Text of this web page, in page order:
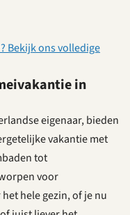
Bekijk ons volledige
in
eigenaar, bieden
vakantie met
tot
voor
hele gezin, of je nu